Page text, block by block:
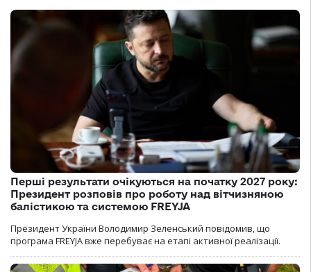
Перші результати очікуються на початку 2027 року:
Президент розповів про роботу над вітчизняною
балістикою та системою FREYJA
Президент України Володимир Зеленський повідомив, що
програма FREYJA вже перебуває на етапі активної реалізації.